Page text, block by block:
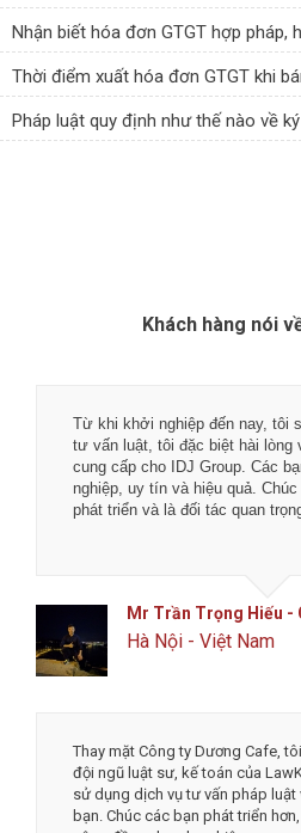
Nhận biết hóa đơn GTGT hợp pháp,
Thời điểm xuất hóa đơn GTGT khi
Pháp luật quy định như thế nào về
Khách hàng nói
Tôi rất hài lòng về chất lượng
khóa pháp luật. Các bạn là đội
toán và tư vấn viên nhiệt thành,
nghiệp.Chúc các bạn phát đạt
Anh Toản - CTO
phối Flanet
Mình thật sự cảm ơn đội ngũ
toán LawKey về độ nhiệt tình
an tâm và tin tưởng khi làm
được chủ tịch Hà trực tiếp tư